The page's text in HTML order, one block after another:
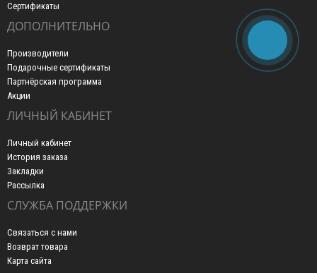
Сертификаты
ДОПОЛНИТЕЛЬНО
Производители
Подарочные сертификаты
Партнёрская программа
Акции
ЛИЧНЫЙ КАБИНЕТ
Личный кабинет
История заказа
Закладки
Рассылка
СЛУЖБА ПОДДЕРЖКИ
Связаться с нами
Возврат товара
Карта сайта